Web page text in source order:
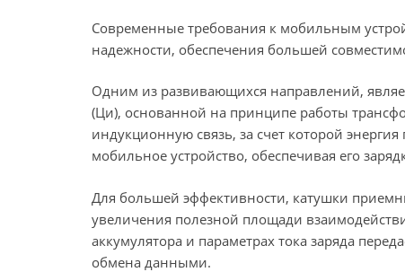
Современные требования к мобильным
надежности, обеспечения большей
Одним из развивающихся направлений,
(Ци), основанной на принципе работы
индукционную связь, за счет которой
мобильное устройство, обеспечивая его
Для большей эффективности, катушки
увеличения полезной площади
аккумулятора и параметрах тока заряда
обмена данными.